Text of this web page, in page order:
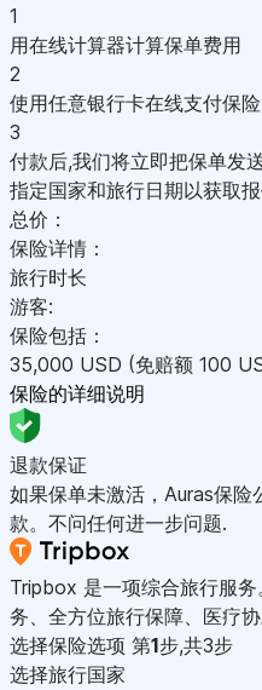
1
用在线计算器计算保单费用
2
使用任意银行卡在线支付保险
3
付款后,我们将立即把保单发
指定国家和旅行日期以获取
总价：
保险详情：
旅行时长
游客:
保险包括：
35,000 USD (免赔额 100
保险的详细说明
退款保证
如果保单未激活，Auras保险
款。不问任何进一步问题.
Tripbox 是一项综合旅行服
务、全方位旅行保障、医疗
选择保险选项 第1步,共3步
选择旅行国家